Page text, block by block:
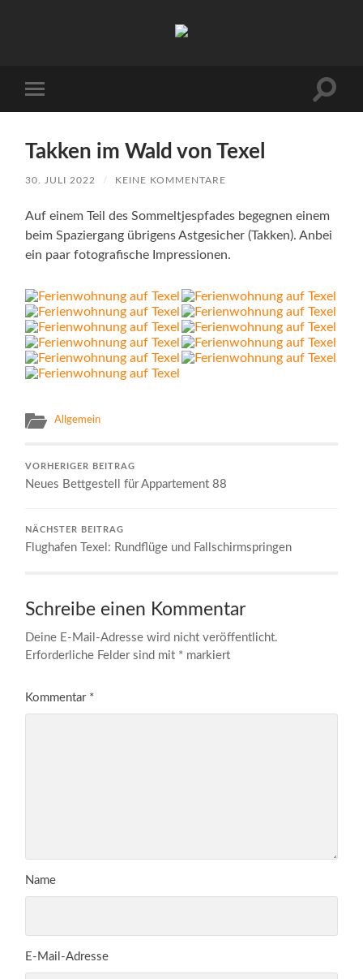
Familie
Menü
Takken im Wald von Texel
30. JULI 2022 / KEINE KOMMENTARE
Auf einem Teil des Sommeltjespfades begegnen einem
beim Spaziergang übrigens Astgesicher (Takken). Anbei
ein paar fotografische Impressionen.
Allgemein
VORHERIGER BEITRAG
Neues Bettgestell für Appartement 88
NÄCHSTER BEITRAG
Flughafen Texel: Rundflüge und Fallschirmspringen
Schreibe einen Kommentar
Deine E-Mail-Adresse wird nicht veröffentlicht.
Erforderliche Felder sind mit * markiert
Kommentar *
Name
E-Mail-Adresse